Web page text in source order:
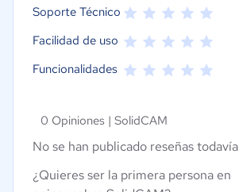
Soporte Técnico
Facilidad de uso
Funcionalidades
0 Opiniones | SolidCAM
No se han publicado reseñas todavía
¿Quieres ser la primera persona en